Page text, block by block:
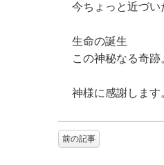
今ちょっと近づい
生命の誕生
この神秘なる奇跡
神様に感謝します
前の記事